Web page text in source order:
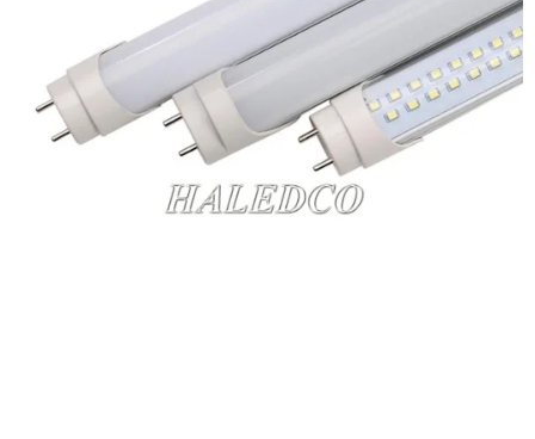
Thông số kỹ thuật
Giá bán
TOP 4: Đèn tuýp LED phòng khách 1m2 18w
Thông số kỹ thuật